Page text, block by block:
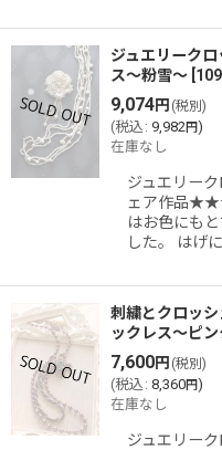
ジュエリーク
ス〜粉雪〜
9,074円 (税別)
(税込 : 9,982円)
在庫なし
ジュエリー
ェア作品
はお色にも
した。 はげ
刺繍とクロッ
ックレス〜ピ
7,600円 (税別)
(税込 : 8,360円)
在庫なし
ジュエリー